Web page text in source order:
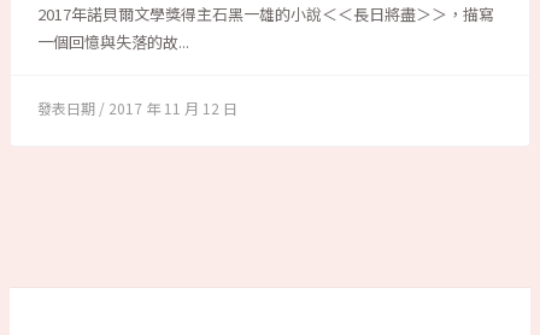
2017年諾貝爾文學獎得主石黑一雄的小說＜＜長日將盡＞＞，描寫
一個回憶與失落的故...
2017 年 11 月 12 日